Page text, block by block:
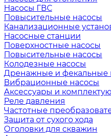
Насосы ГВС
Повысительные насосы
Канализационные
Насосные станции
Поверхностные насосы
Повысительные насосы
Колодезные насосы
Дренажные и фекальные
Вибрационные насосы
Аксессуары и
Реле давления
Частотные
Защита от сухого хода
Оголовки для скважин